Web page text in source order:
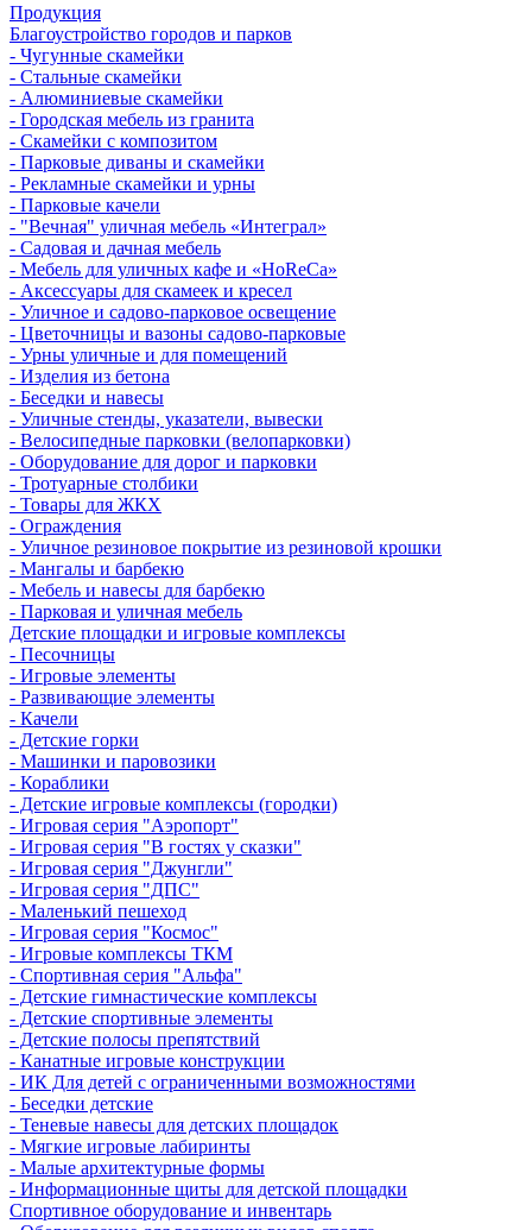
Продукция
Благоустройство городов и парков
- Чугунные скамейки
- Стальные скамейки
- Алюминиевые скамейки
- Городская мебель из гранита
- Скамейки с композитом
- Парковые диваны и скамейки
- Рекламные скамейки и урны
- Парковые качели
- "Вечная" уличная мебель «Интеграл»
- Садовая и дачная мебель
- Мебель для уличных кафе и «HoReCa»
- Аксессуары для скамеек и кресел
- Уличное и садово-парковое освещение
- Цветочницы и вазоны садово-парковые
- Урны уличные и для помещений
- Изделия из бетона
- Беседки и навесы
- Уличные стенды, указатели, вывески
- Велосипедные парковки (велопарковки)
- Оборудование для дорог и парковки
- Тротуарные столбики
- Товары для ЖКХ
- Ограждения
- Уличное резиновое покрытие из резиновой крошки
- Мангалы и барбекю
- Мебель и навесы для барбекю
- Парковая и уличная мебель
Детские площадки и игровые комплексы
- Песочницы
- Игровые элементы
- Развивающие элементы
- Качели
- Детские горки
- Машинки и паровозики
- Кораблики
- Детские игровые комплексы (городки)
- Игровая серия "Аэропорт"
- Игровая серия "В гостях у сказки"
- Игровая серия "Джунгли"
- Игровая серия "ДПС"
- Маленький пешеход
- Игровая серия "Космос"
- Игровые комплексы ТКМ
- Спортивная серия "Альфа"
- Детские гимнастические комплексы
- Детские спортивные элементы
- Детские полосы препятствий
- Канатные игровые конструкции
- ИК Для детей с ограниченными возможностями
- Беседки детские
- Теневые навесы для детских площадок
- Мягкие игровые лабиринты
- Малые архитектурные формы
- Информационные щиты для детской площадки
Спортивное оборудование и инвентарь